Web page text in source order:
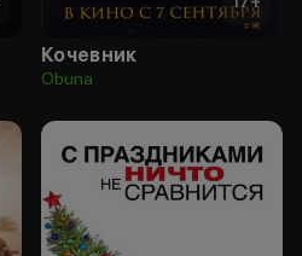
Кочевник
Obuna